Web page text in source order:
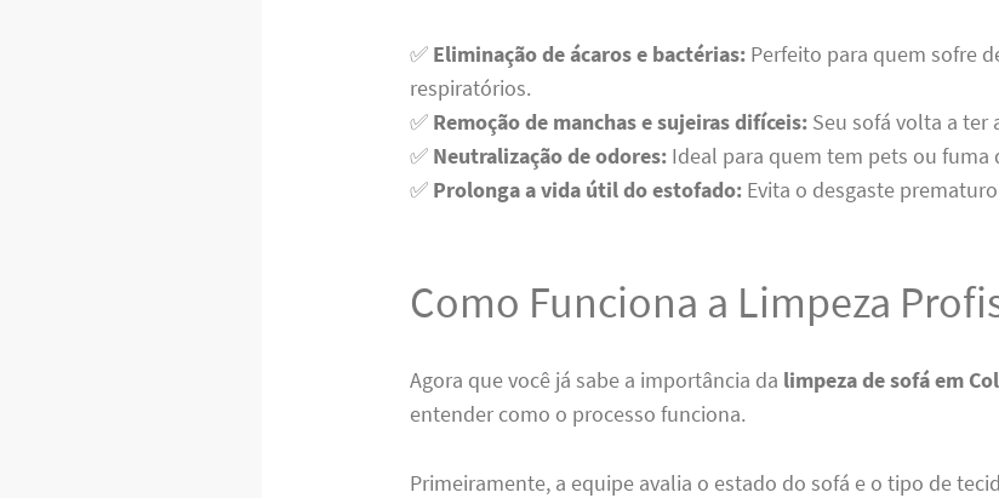
✅ Eliminação de ácaros e bactérias: Perfeito para quem sofre
respiratórios.
✅ Remoção de manchas e sujeiras difíceis: Seu sofá volta a ter
✅ Neutralização de odores: Ideal para quem tem pets ou fuma
✅ Prolonga a vida útil do estofado: Evita o desgaste
Como Funciona a Limpeza
Agora que você já sabe a importância da limpeza de sofá em
entender como o processo funciona.
Primeiramente, a equipe avalia o estado do sofá e o tipo de